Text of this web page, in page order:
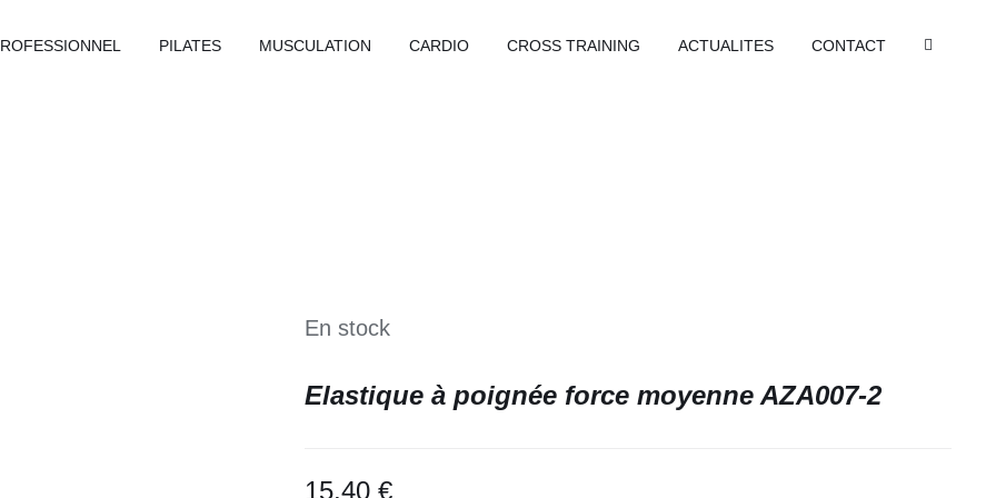
PILATES MUSCULATION CARDIO CROSS TRAINING ACTUALITES CONTACT
En stock
Elastique à poignée force moyenne AZA007-2
15,40€